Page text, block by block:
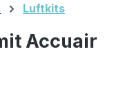
Luftkits
Accuair